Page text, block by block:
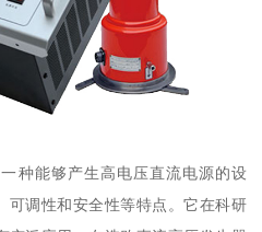
种能够产生高电压直流电源的设
可调性和安全性等特点。它在科研